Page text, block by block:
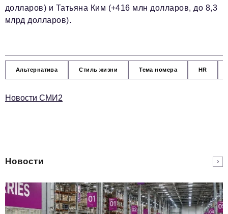
долларов) и Татьяна Ким (+416 млн долларов, до 8,3
млрд долларов).
Альтернатива Стиль жизни Тема номера HR
Новости СМИ2
Новости